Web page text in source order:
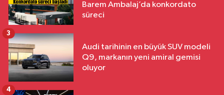
Barem Ambalaj’da konkordato
süreci
Audi tarihinin en büyük SUV modeli
Q9, markanın yeni amiral gemisi
oluyor
3
4